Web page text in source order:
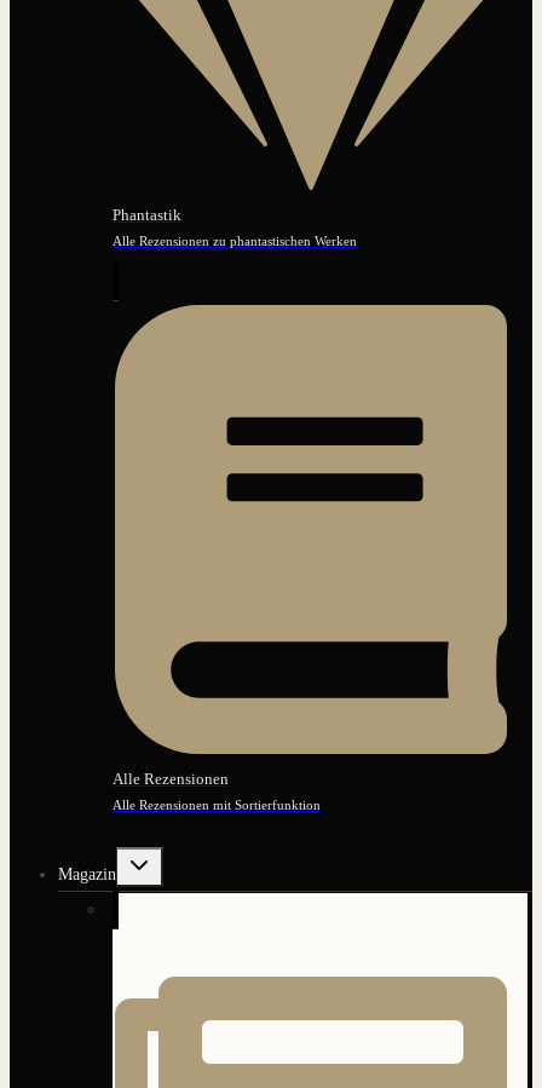
Phantastik
Alle Rezensionen zu phantastischen Werken
Alle Rezensionen
Alle Rezensionen mit Sortierfunktion
Magazin
Untermenü
umschalten